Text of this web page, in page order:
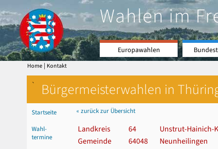
Wahlen im
Europawahlen
Home | Kontakt
` Bürgermeisterwahlen in
Startseite
Wahl-
termine
« zurück zur Übersicht
Landkreis 64
Unstrut-Hainich-
Gemeinde
64048 Neunheilingen